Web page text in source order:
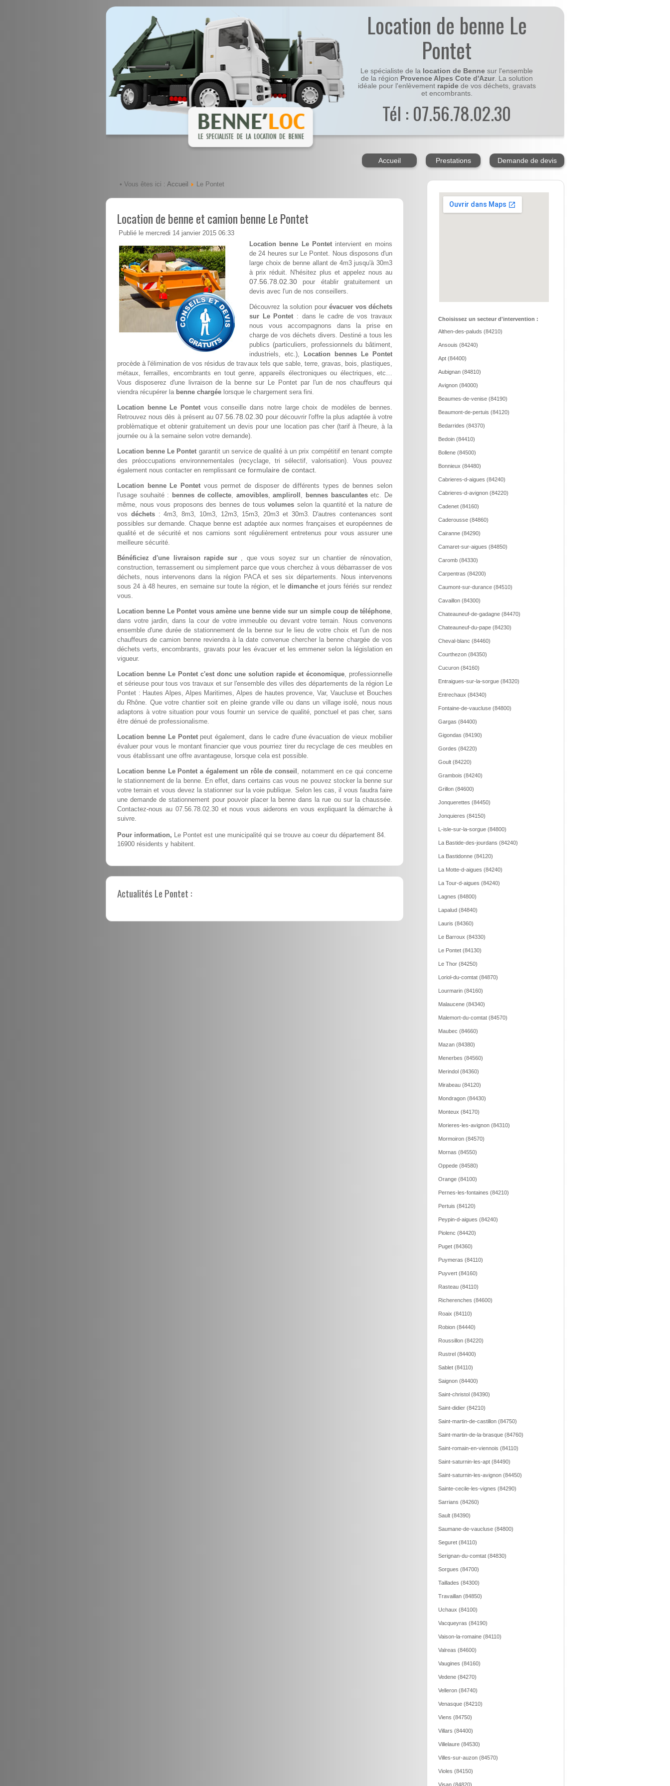
Location de benne Le
Pontet
Le spécialiste de la location de Benne sur l'ensemble
de la région Provence Alpes Cote d'Azur. La solution
idéale pour l'enlèvement rapidede vos déchets, gravats
et encombrants.
Tél : 07.56.78.02.30
Accueil Prestations Demande de devis
• Vous êtes ici : Accueil Le Pontet
Location de benne et camion benne Le Pontet
Publié le mercredi 14 janvier 2015 06:33
Location benne Le Pontet intervient en moins
de 24 heures sur Le Pontet. Nous disposons d'un
large choix de benne allant de 4m3 jusqu'à 30m3
à prix réduit. N'hésitez plus et appelez nous au
07.56.78.02.30 pour établir gratuitement un
devis avec l'un de nos conseillers.
Découvrez la solution pour évacuer vos déchets
sur Le Pontet : dans le cadre de vos travaux
nous vous accompagnons dans la prise en
charge de vos déchets divers. Destiné a tous les
publics (particuliers, professionnels du bâtiment,
industriels, etc.),
Location bennes Le Pontet
procède à l'élimination de vos résidus de travaux tels que sable, terre, gravas, bois, plastiques,
métaux, ferrailles, encombrants en tout genre, appareils électroniques ou électriques, etc…
Vous disposerez d'une livraison de la benne sur Le Pontet par l'un de nos chauffeurs qui
viendra récupérer la benne chargée lorsque le chargement sera fini.
Location benne Le Pontet vous conseille dans notre large choix de modèles de bennes.
Retrouvez nous dès à présent au07.56.78.02.30 pour découvrir l'offre la plus adaptée à votre
problèmatique et obtenir gratuitement un devis pour une location pas cher (tarif à l'heure, à la
journée ou à la semaine selon votre demande).
Location benne Le Pontet garantit un service de qualité à un prix compétitif en tenant compte
des préoccupations environnementales (recyclage, tri sélectif, valorisation). Vous pouvez
également nous contacter en remplissant ce formulaire de contact.
Location benne Le Pontet vous permet de disposer de différents types de bennes selon
l'usage souhaité : bennes de collecte, amovibles,ampliroll , bennes basculantesetc. De
même, nous vous proposons des bennes de tousvolumes selon la quantité et la nature de
vos déchets: 4m3, 8m3, 10m3, 12m3, 15m3, 20m3 et 30m3. D'autres contenances sont
possibles sur demande. Chaque benne est adaptée aux normes françaises et européennes de
qualité et de sécurité et nos camions sont régulièrement entretenus pour vous assurer une
meilleure sécurité.
Bénéficiez d'une livraison rapide sur , que vous soyez sur un chantier de rénovation,
construction, terrassement ou simplement parce que vous cherchez à vous débarrasser de vos
déchets, nous intervenons dans la région PACA et ses six départements. Nous intervenons
sous 24 à 48 heures, en semaine sur toute la région, et le dimancheet jours fériés sur rendez
vous.
Location benne Le Pontet vous amène une benne vide sur un simple coup de téléphone,
dans votre jardin, dans la cour de votre immeuble ou devant votre terrain. Nous convenons
ensemble d'une durée de stationnement de la benne sur le lieu de votre choix et l'un de nos
chauffeurs de camion benne reviendra à la date convenue chercher la benne chargée de vos
déchets verts, encombrants, gravats pour les évacuer et les emmener selon la législation en
vigueur.
Location benne Le Pontet c'est donc une solution rapide et économique, professionnelle
et sérieuse pour tous vos travaux et sur l'ensemble des villes des départements de la région Le
Pontet : Hautes Alpes, Alpes Maritimes, Alpes de hautes provence, Var, Vaucluse et Bouches
du Rhône. Que votre chantier soit en pleine grande ville ou dans un village isolé, nous nous
adaptons à votre situation pour vous fournir un service de qualité, ponctuel et pas cher, sans
être dénué de professionalisme.
Location benne Le Pontetpeut également, dans le cadre d'une évacuation de vieux mobilier
évaluer pour vous le montant financier que vous pourriez tirer du recyclage de ces meubles en
vous établissant une offre avantageuse, lorsque cela est possible.
Location benne Le Pontet a également un rôle de conseil , notamment en ce qui concerne
le stationnement de la benne. En effet, dans certains cas vous ne pouvez stocker la benne sur
votre terrain et vous devez la stationner sur la voie publique. Selon les cas, il vous faudra faire
une demande de stationnement pour pouvoir placer la benne dans la rue ou sur la chaussée.
Contactez-nous au 07.56.78.02.30 et nous vous aiderons en vous expliquant la démarche à
suivre.
Pour information, Le Pontet est une municipalité qui se trouve au coeur du département 84.
16900 résidents y habitent.
Actualités Le Pontet :
Choisissez un secteur d'intervention :
Althen-des-paluds (84210)
Ansouis (84240)
Apt (84400)
Aubignan (84810)
Avignon (84000)
Beaumes-de-venise (84190)
Beaumont-de-pertuis (84120)
Bedarrides (84370)
Bedoin (84410)
Bollene (84500)
Bonnieux (84480)
Cabrieres-d-aigues (84240)
Cabrieres-d-avignon (84220)
Cadenet (84160)
Caderousse (84860)
Cairanne (84290)
Camaret-sur-aigues (84850)
Caromb (84330)
Carpentras (84200)
Caumont-sur-durance (84510)
Cavaillon (84300)
Chateauneuf-de-gadagne (84470)
Chateauneuf-du-pape (84230)
Cheval-blanc (84460)
Courthezon (84350)
Cucuron (84160)
Entraigues-sur-la-sorgue (84320)
Entrechaux (84340)
Fontaine-de-vaucluse (84800)
Gargas (84400)
Gigondas (84190)
Gordes (84220)
Goult (84220)
Grambois (84240)
Grillon (84600)
Jonquerettes (84450)
Jonquieres (84150)
L-isle-sur-la-sorgue (84800)
La Bastide-des-jourdans (84240)
La Bastidonne (84120)
La Motte-d-aigues (84240)
La Tour-d-aigues (84240)
Lagnes (84800)
Lapalud (84840)
Lauris (84360)
Le Barroux (84330)
Le Pontet (84130)
Le Thor (84250)
Loriol-du-comtat (84870)
Lourmarin (84160)
Malaucene (84340)
Malemort-du-comtat (84570)
Maubec (84660)
Mazan (84380)
Menerbes (84560)
Merindol (84360)
Mirabeau (84120)
Mondragon (84430)
Monteux (84170)
Morieres-les-avignon (84310)
Mormoiron (84570)
Mornas (84550)
Oppede (84580)
Orange (84100)
Pernes-les-fontaines (84210)
Pertuis (84120)
Peypin-d-aigues (84240)
Piolenc (84420)
Puget (84360)
Puymeras (84110)
Puyvert (84160)
Rasteau (84110)
Richerenches (84600)
Roaix (84110)
Robion (84440)
Roussillon (84220)
Rustrel (84400)
Sablet (84110)
Saignon (84400)
Saint-christol (84390)
Saint-didier (84210)
Saint-martin-de-castillon (84750)
Saint-martin-de-la-brasque (84760)
Saint-romain-en-viennois (84110)
Saint-saturnin-les-apt (84490)
Saint-saturnin-les-avignon (84450)
Sainte-cecile-les-vignes (84290)
Sarrians (84260)
Sault (84390)
Saumane-de-vaucluse (84800)
Seguret (84110)
Serignan-du-comtat (84830)
Sorgues (84700)
Taillades (84300)
Travaillan (84850)
Uchaux (84100)
Vacqueyras (84190)
Vaison-la-romaine (84110)
Valreas (84600)
Vaugines (84160)
Vedene (84270)
Velleron (84740)
Venasque (84210)
Viens (84750)
Villars (84400)
Villelaure (84530)
Villes-sur-auzon (84570)
Violes (84150)
Visan (84820)